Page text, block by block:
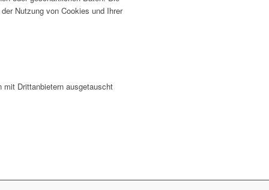
Nutzung von Cookies und Ihrer
Drittanbietern ausgetauscht